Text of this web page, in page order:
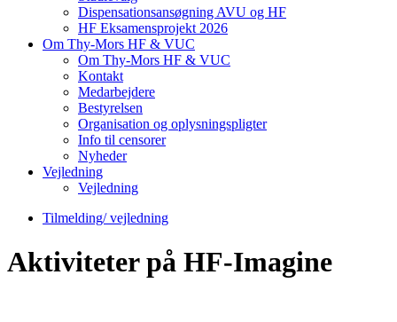
Dispensationsansøgning AVU og HF
HF Eksamensprojekt 2026
Om Thy-Mors HF & VUC
Om Thy-Mors HF & VUC
Kontakt
Medarbejdere
Bestyrelsen
Organisation og oplysningspligter
Info til censorer
Nyheder
Vejledning
Vejledning
Tilmelding/ vejledning
Aktiviteter på HF-Imagine